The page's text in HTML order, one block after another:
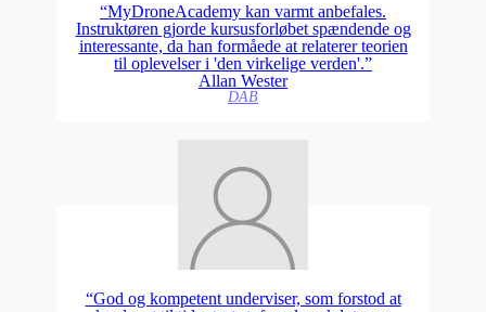
“MyDroneAcademy kan varmt anbefales.
Instruktøren gjorde kursusforløbet spændende og
interessante, da han formåede at relaterer teorien
til oplevelser i 'den virkelige verden'.”
Allan Wester
DAB
“God og kompetent underviser, som forstod at